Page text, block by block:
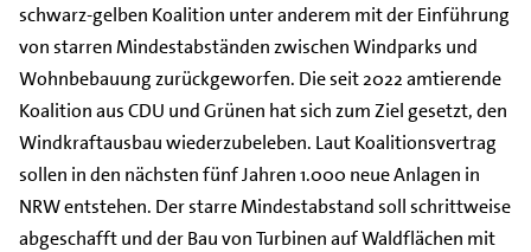
schwarz-gelben Koalition unter anderem mit der Einführung
von starren Mindestabständen zwischen Windparks und
Wohnbebauung zurückgeworfen. Die seit 2022 amtierende
Koalition aus CDU und Grünen hat sich zum Ziel gesetzt, den
Windkraftausbau wiederzubeleben. Laut Koalitionsvertrag
sollen in den nächsten fünf Jahren 1.000 neue Anlagen in
NRW entstehen. Der starre Mindestabstand soll schrittweise
abgeschafft und der Bau von Turbinen auf Waldflächen mit